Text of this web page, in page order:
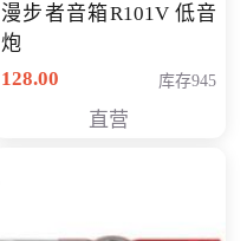
漫步者音箱R101V 低音
炮
128.00
库存945
直营